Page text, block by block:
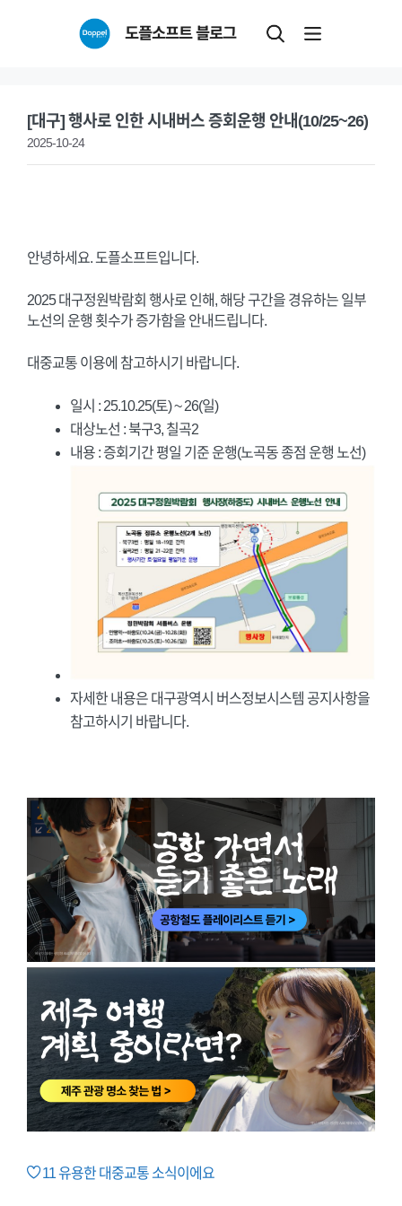
도플소프트 블로그
[대구] 행사로 인한 시내버스 증회운행 안내(10/25~26)
2025-10-24
안녕하세요. 도플소프트입니다.
2025 대구정원박람회 행사로 인해, 해당 구간을 경유하는 일부
노선의 운행 횟수가 증가함을 안내드립니다.
대중교통 이용에 참고하시기 바랍니다.
일시 : 25.10.25(토) ~ 26(일)
대상노선 : 북구3, 칠곡2
내용 : 증회기간 평일 기준 운행(노곡동 종점 운행 노선)
자세한 내용은 대구광역시 버스정보시스템 공지사항을
참고하시기 바랍니다.
11유용한 대중교통 소식이에요